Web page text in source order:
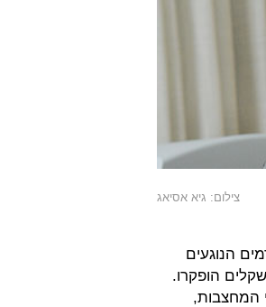
צילום: גיא אסיאג
הנוגעים
הופקרו.
המחצבות,